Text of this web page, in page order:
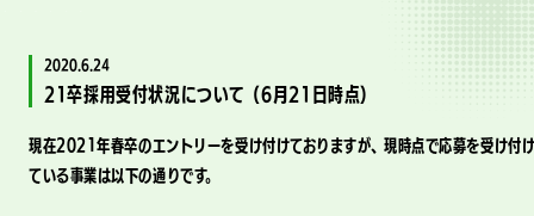
2020.6.24
21卒採用受付状況について（6月21日時点）
現在2021年春卒のエントリーを受け付けておりますが、現時点で応募を受け付
ている事業は以下の通りです。